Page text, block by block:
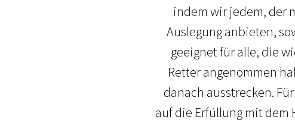
indem wir jedem, der
Auslegung anbieten,
geeignet für alle, die
Retter angenommen
danach ausstrecken.
auf die Erfüllung mit